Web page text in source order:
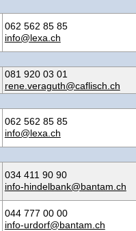
062 562 85 85
info@lexa.ch
081 920 03 01
rene.veraguth@caflisch.ch
062 562 85 85
info@lexa.ch
034 411 90 90
info-hindelbank@bantam.ch
044 777 00 00
info-urdorf@bantam.ch